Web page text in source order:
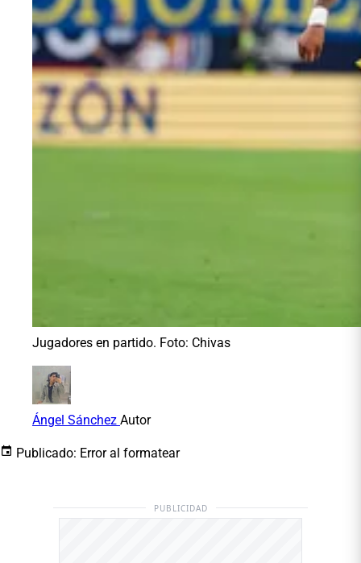
Jugadores en partido. Foto: Chivas
Ángel Sánchez Autor
Publicado: Error al formatear
PUBLICIDAD